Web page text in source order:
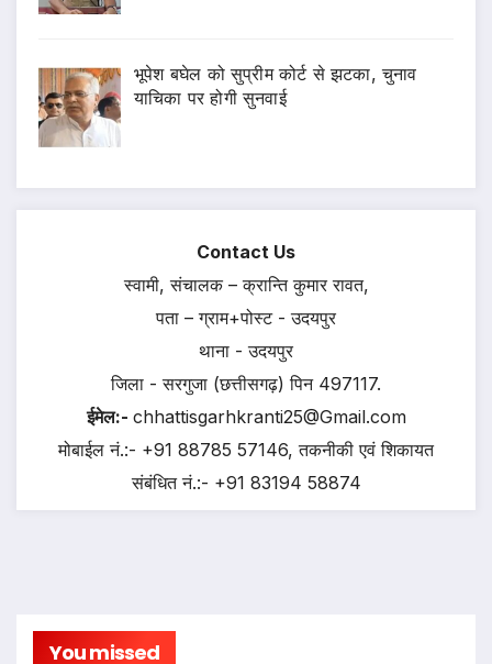
भूपेश बघेल को सुप्रीम कोर्ट से झटका, चुनाव
याचिका पर होगी सुनवाई
Contact Us
स्वामी, संचालक – क्रान्ति कुमार रावत,
पता – ग्राम+पोस्ट - उदयपुर
थाना - उदयपुर
जिला - सरगुजा (छत्तीसगढ़) पिन 497117.
ईमेल:- chhattisgarhkranti25@Gmail.com
मोबाईल नं.:- +91 88785 57146, तकनीकी एवं शिकायत
संबंधित नं.:- +91 83194 58874
You missed